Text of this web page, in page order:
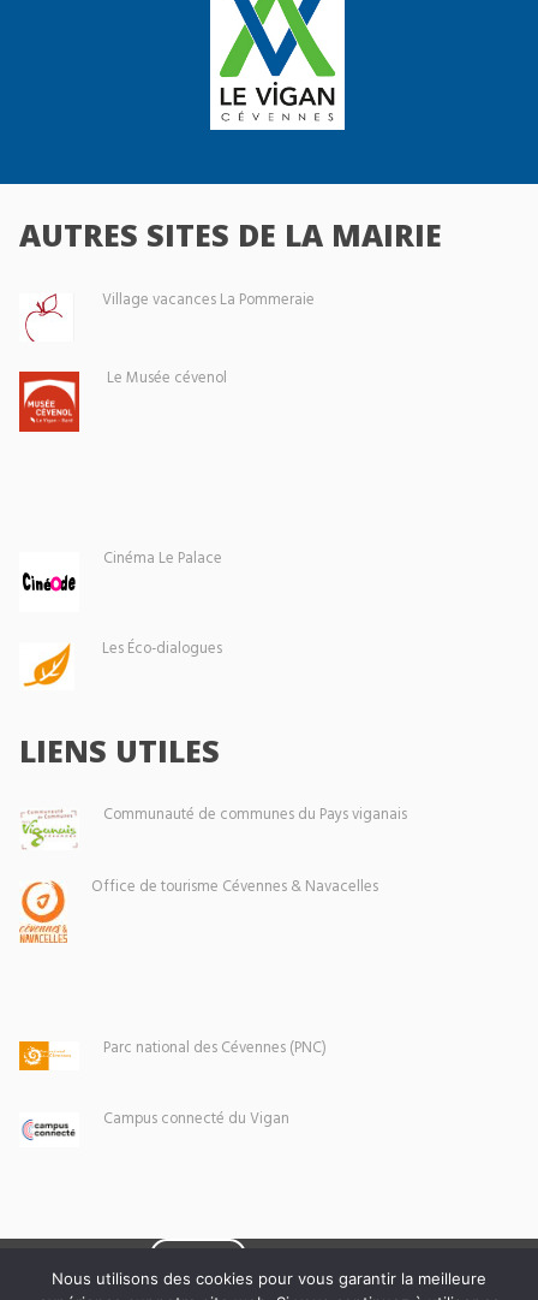
AUTRES SITES DE LA MAIRIE
Village vacances La Pommeraie
Le Musée cévenol
Cinéma Le Palace
Les Éco-dialogues
LIENS UTILES
Communauté de communes du Pays viganais
Office de tourisme Cévennes & Navacelles
Parc national des Cévennes (PNC)
Campus connecté du Vigan
Nous utilisons des cookies pour vous garantir la meilleure